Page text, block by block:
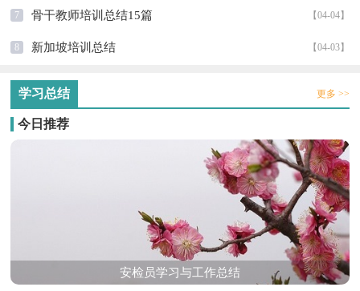
7 【04-04】
骨干教师培训总结15篇
8 【04-03】
新加坡培训总结
学习总结 更多 >>
今日推荐
安检员学习与工作总结